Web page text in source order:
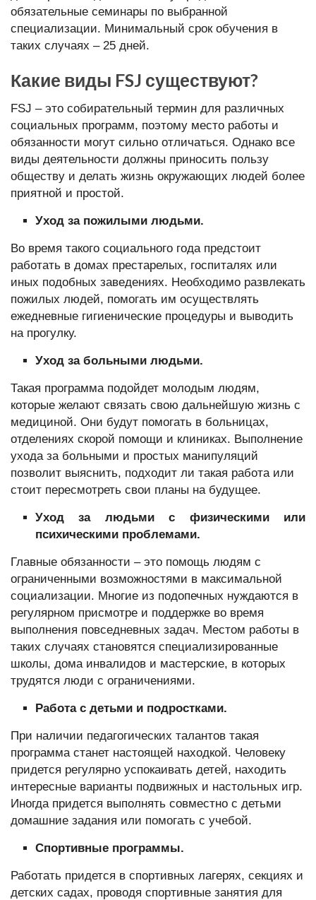
обязательные семинары по выбранной
специализации. Минимальный срок обучения в
таких случаях – 25 дней.
Какие виды FSJ существуют?
FSJ – это собирательный термин для различных
социальных программ, поэтому место работы и
обязанности могут сильно отличаться. Однако все
виды деятельности должны приносить пользу
обществу и делать жизнь окружающих людей более
приятной и простой.
Уход за пожилыми людьми.
Во время такого социального года предстоит
работать в домах престарелых, госпиталях или
иных подобных заведениях. Необходимо развлекать
пожилых людей, помогать им осуществлять
ежедневные гигиенические процедуры и выводить
на прогулку.
Уход за больными людьми.
Такая программа подойдет молодым людям,
которые желают связать свою дальнейшую жизнь с
медициной. Они будут помогать в больницах,
отделениях скорой помощи и клиниках. Выполнение
ухода за больными и простых манипуляций
позволит выяснить, подходит ли такая работа или
стоит пересмотреть свои планы на будущее.
Уход за людьми с физическими или
психическими проблемами.
Главные обязанности – это помощь людям с
ограниченными возможностями в максимальной
социализации. Многие из подопечных нуждаются в
регулярном присмотре и поддержке во время
выполнения повседневных задач. Местом работы в
таких случаях становятся специализированные
школы, дома инвалидов и мастерские, в которых
трудятся люди с ограничениями.
Работа с детьми и подростками.
При наличии педагогических талантов такая
программа станет настоящей находкой. Человеку
придется регулярно успокаивать детей, находить
интересные варианты подвижных и настольных игр.
Иногда придется выполнять совместно с детьми
домашние задания или помогать с учебой.
Спортивные программы.
Работать придется в спортивных лагерях, секциях и
детских садах, проводя спортивные занятия для